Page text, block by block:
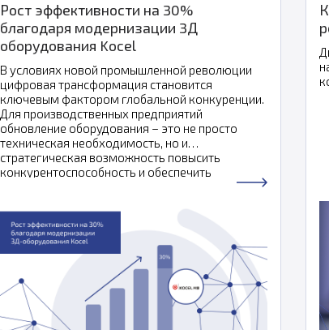
Рост эффективности на 30%
благодаря модернизации 3Д
оборудования Kocel
В условиях новой промышленной революции
цифровая трансформация становится
ключевым фактором глобальной конкуренции.
Для производственных предприятий
обновление оборудования – это не просто
техническая необходимость, но и
стратегическая возможность повысить
конкурентоспособность и обеспечить